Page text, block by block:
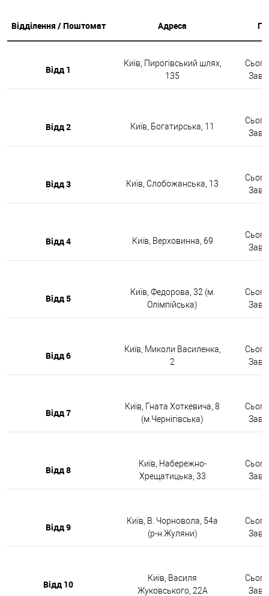
Відділення / Поштомат Адреса
Відд 1
Київ, Пирогівський шлях,
135
Відд 2 Київ, Богатирська, 11
Відд 3 Київ, Слобожанська, 13
Відд 4 Київ, Верховинна, 69
Відд 5
Київ, Федорова, 32 (м.
Олімпійська)
Відд 6
Київ, Миколи Василенка,
2
Відд 7
Київ, Гната Хоткевича, 8
(м.Чернігівська)
Відд 8
Київ, Набережно-
Хрещатицька, 33
Відд 9
Київ, В. Чорновола, 54а
(р-н Жуляни)
Відд 10
Київ, Василя
Жуковського, 22А